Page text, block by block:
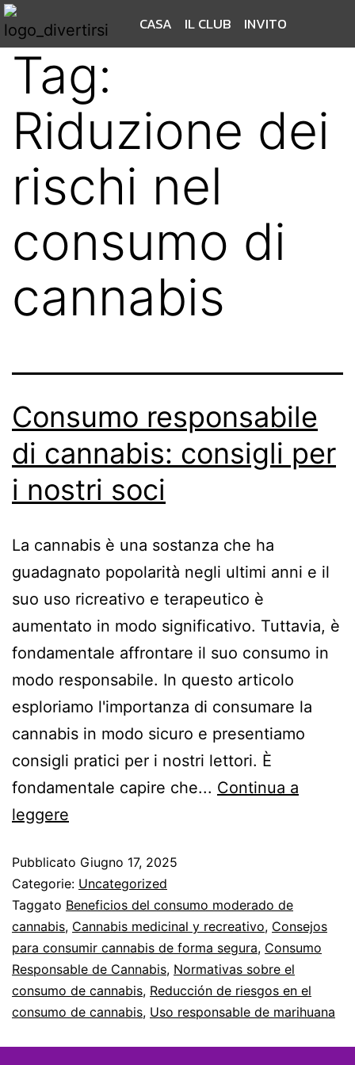
CASA IL CLUB INVITO
Tag:
Riduzione dei
rischi nel
consumo di
cannabis
Consumo responsabile
di cannabis: consigli per
i nostri soci
La cannabis è una sostanza che ha
guadagnato popolarità negli ultimi anni e il
suo uso ricreativo e terapeutico è
aumentato in modo significativo. Tuttavia, è
fondamentale affrontare il suo consumo in
modo responsabile. In questo articolo
esploriamo l'importanza di consumare la
cannabis in modo sicuro e presentiamo
consigli pratici per i nostri lettori. È
fondamentale capire che... Continua a
leggere
Pubblicato Giugno 17, 2025
Categorie: Uncategorized
Taggato Beneficios del consumo moderado de
cannabis, Cannabis medicinal y recreativo, Consejos
para consumir cannabis de forma segura, Consumo
Responsable de Cannabis, Normativas sobre el
consumo de cannabis, Reducción de riesgos en el
consumo de cannabis, Uso responsable de marihuana